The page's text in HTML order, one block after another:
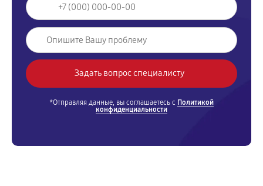
*Отправляя данные, вы соглашаетесь с Политикой
конфиденциальности